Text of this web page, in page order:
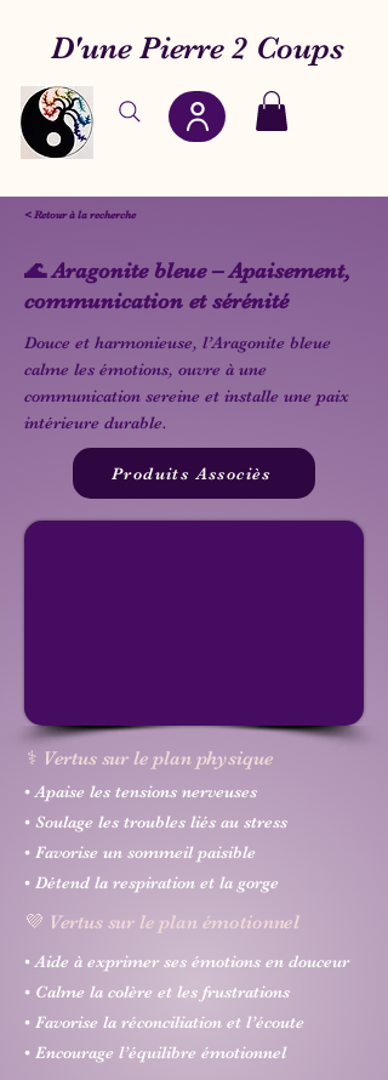
D'une Pierre 2 Coups
< Retour à la recherche
🌊 Aragonite bleue – Apaisement,
communication et sérénité
Douce et harmonieuse, l’Aragonite bleue
calme les émotions, ouvre à une
communication sereine et installe une paix
intérieure durable.
Produits Associès
⚕️ Vertus sur le plan physique
• Apaise les tensions nerveuses
• Soulage les troubles liés au stress
• Favorise un sommeil paisible
• Détend la respiration et la gorge
💜 Vertus sur le plan émotionnel
• Aide à exprimer ses émotions en douceur
• Calme la colère et les frustrations
• Favorise la réconciliation et l’écoute
• Encourage l’équilibre émotionnel